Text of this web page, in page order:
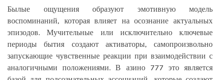
Былые ощущения образуют эмотивную модель
воспоминаний, которая влияет на осознание актуальных
эпизодов. Мучительные или исключительно ключевые
периоды бытия создают активаторы, самопроизвольно
запускающие чувственные реакции при взаимодействии с
аналогичными положениями. В азино 777 это является